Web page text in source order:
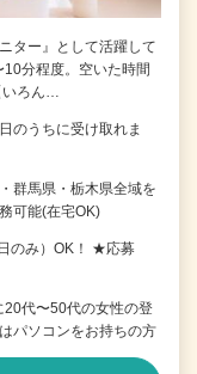
ター』として活躍して
10分程度。空いた時間
いろん…
うちに受け取れま
群馬県・栃木県全域を
可能(在宅OK)
のみ）OK！ ★応募
代〜50代の女性の登
ソコンをお持ちの方